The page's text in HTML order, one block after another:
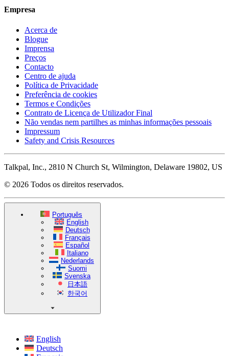
Empresa
Acerca de
Blogue
Imprensa
Preços
Contacto
Centro de ajuda
Política de Privacidade
Preferência de cookies
Termos e Condições
Contrato de Licença de Utilizador Final
Não vendas nem partilhes as minhas informações pessoais
Impressum
Safety and Crisis Resources
Talkpal, Inc., 2810 N Church St, Wilmington, Delaware 19802, US
© 2026 Todos os direitos reservados.
Português
English
Deutsch
Français
Español
Italiano
Nederlands
Suomi
Svenska
日本語
한국어
English
Deutsch